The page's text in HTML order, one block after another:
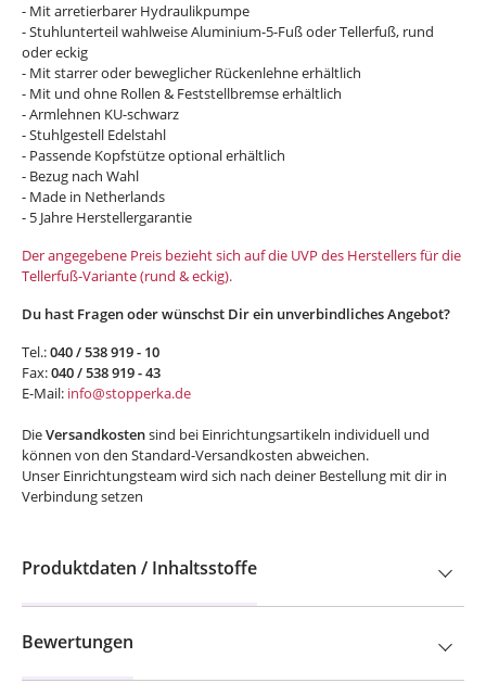
- Mit arretierbarer Hydraulikpumpe
- Stuhlunterteil wahlweise Aluminium-5-Fuß oder Tellerfuß, rund
oder eckig
- Mit starrer oder beweglicher Rückenlehne erhältlich
- Mit und ohne Rollen & Feststellbremse erhältlich
- Armlehnen KU-schwarz
- Stuhlgestell Edelstahl
- Passende Kopfstütze optional erhältlich
- Bezug nach Wahl
- Made in Netherlands
- 5 Jahre Herstellergarantie
Der angegebene Preis bezieht sich auf die UVP des Herstellers für die
Tellerfuß-Variante (rund & eckig).
Du hast Fragen oder wünschst Dir ein unverbindliches Angebot?
Tel.:040 / 538 919 - 10
Fax:040 / 538 919 - 43
E-Mail: info@stopperka.de
DieVersandkostensind bei Einrichtungsartikeln individuell und
können von den Standard-Versandkosten abweichen.
Unser Einrichtungsteam wird sich nach deiner Bestellung mit dir in
Verbindung setzen
Produktdaten / Inhaltsstoffe
Bewertungen